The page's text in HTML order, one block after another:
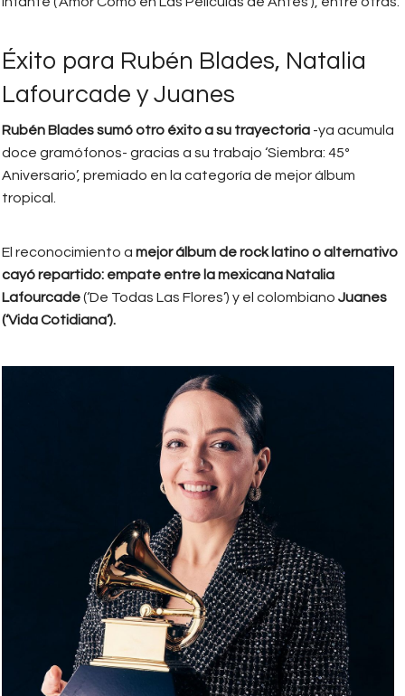
Éxito para Rubén Blades, Natalia
Lafourcade y Juanes
Rubén Blades sumó otro éxito a su trayectoria -ya acumula
doce gramófonos- gracias a su trabajo ‘Siembra: 45º
Aniversario’, premiado en la categoría de mejor álbum
tropical.
El reconocimiento a mejor álbum de rock latino o alternativo
cayó repartido: empate entre la mexicana Natalia
Lafourcade(‘De Todas Las Flores’) y el colombiano Juanes
(‘Vida Cotidiana’).
natalia_lafourcade.jpg